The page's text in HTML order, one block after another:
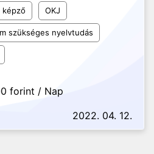
képző OKJ
szükséges nyelvtudás
forint / Nap
2022. 04. 12.